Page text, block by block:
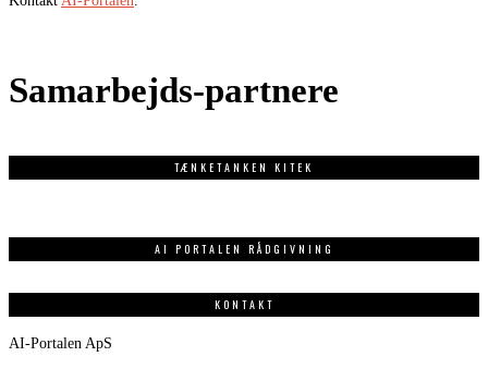
Samarbejds-partnere
TÆNKETANKEN KITEK
AI PORTALEN RÅDGIVNING
KONTAKT
AI-Portalen ApS